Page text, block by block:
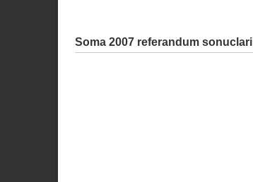
Soma 2007 referandum sonuclari